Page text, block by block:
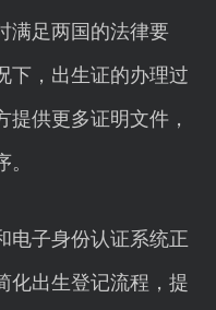
满足两国的法律要
下，出生证的办理过
供更多证明文件，
电子身份认证系统正
化出生登记流程，提